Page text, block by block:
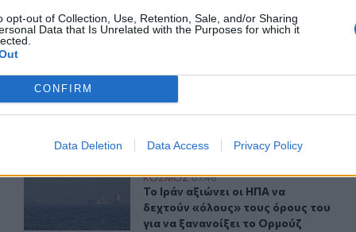
opt-out of Collection, Use, Retention, Sale, and/or Sharing
Data that Is Unrelated with the Purposes for which it
CONFIRM
Data Deletion Data Access Privacy Policy
και τους κώδικες
από τα δικαστήρια και τους κώδικες
ΗΠΑ: Δύο αεροσκάφη αναχαιτίστηκαν κοντά σε
ΗΠΑ: Δύο αεροσκάφη
ΗΠΑ: Δύο αεροσκάφη
αναχαιτίστηκαν κοντά σε γήπεδο
βάση προκαλεί ανησυχία στη Γερμανία
πάνω από στρατιωτική βάση προκαλεί ανησυχία στη
Το Ιράν αξιώνει οι ΗΠΑ να δεχτούν «όλους» τους όρους
ΚΟΣΜΟΣ 07:46
Το Ιράν αξιώνει οι ΗΠΑ να δεχτούν
Το Ιράν αξιώνει οι ΗΠΑ να
δεχτούν «όλους» τους όρους του
για να ξανανοίξει το Ορμούζ